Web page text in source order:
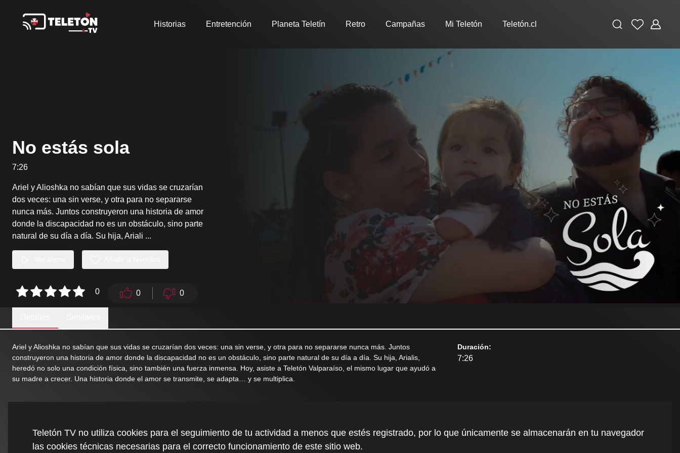
Historias Entretención Planeta Teletín Retro Campañas Mi Teletón Teletón.cl BuscarFavoritos
No estás sola
7:26
Ariel y Alioshka no sabían que sus vidas se cruzarían
dos veces: una sin verse, y otra para no separarse
nunca más. Juntos construyeron una historia de amor
donde la discapacidad no es un obstáculo, sino parte
natural de su día a día. Su hija, Ariali ...
0 0 0
Ariel y Alioshka no sabían que sus vidas se cruzarían dos veces: una sin verse, y otra para no separarse nunca más. Juntos
construyeron una historia de amor donde la discapacidad no es un obstáculo, sino parte natural de su día a día. Su hija, Arialis,
heredó no solo una condición física, sino también una fuerza inmensa. Hoy, asiste a Teletón Valparaíso, el mismo lugar que ayudó a
su madre a crecer. Una historia donde el amor se transmite, se adapta… y se multiplica.
Duración:
7:26
Teletón TV no utiliza cookies para el seguimiento de tu actividad a menos que estés registrado, por lo que únicamente se almacenarán en tu navegador
las cookies técnicas necesarias para el correcto funcionamiento de este sitio web.